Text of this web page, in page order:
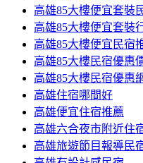
高雄85大樓便宜套裝
高雄85大樓便宜套裝
高雄85大樓便宜民宿
高雄85大樓民宿優惠
高雄85大樓民宿優惠
高雄住宿哪間好
高雄便宜住宿推薦
高雄六合夜市附近住
高雄旅遊節目報導民